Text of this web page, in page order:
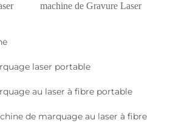
machine de Gravure Laser
laser portable
au laser à fibre portable
de marquage au laser à fibre